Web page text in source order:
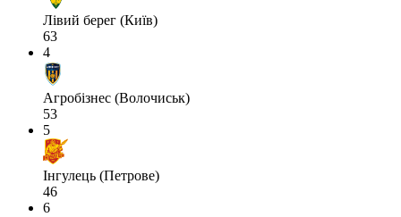
Лівий берег (Київ)
63
4
Агробізнес (Волочиськ)
53
5
Інгулець (Петрове)
46
6